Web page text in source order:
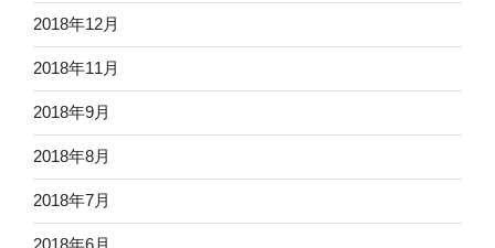
2018年12月
2018年11月
2018年9月
2018年8月
2018年7月